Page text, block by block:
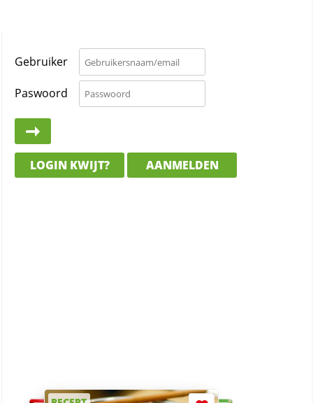
Gebruiker
Paswoord
LOGIN KWIJT? AANMELDEN